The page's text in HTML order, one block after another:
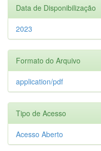
Data de Disponibilização
2023
Formato do Arquivo
application/pdf
Tipo de Acesso
Acesso Aberto